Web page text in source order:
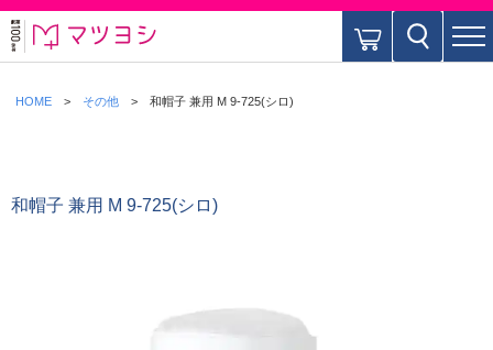
HOME その他 和帽子 兼用 M 9-725(シロ)
和帽子 兼用 M 9-725(シロ)